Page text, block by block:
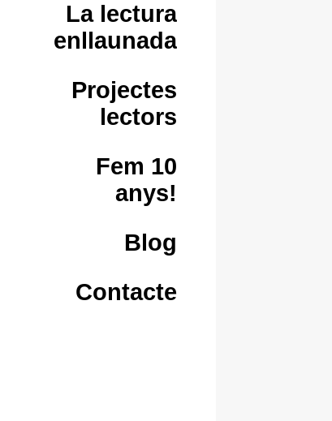
La lectura
enllaunada
Projectes
lectors
Fem 10
anys!
Blog
Contacte